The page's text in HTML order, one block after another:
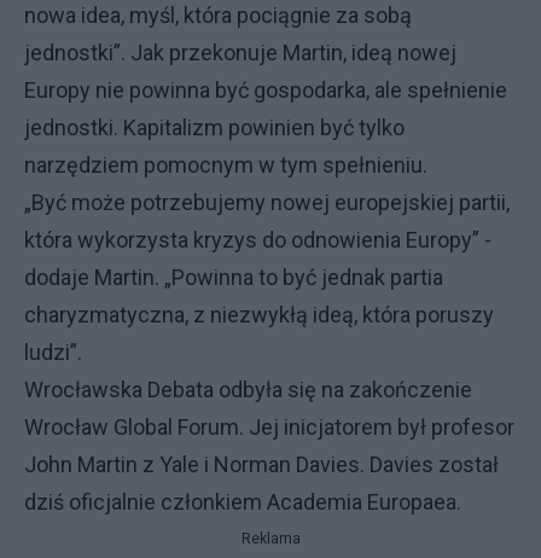
nowa idea, myśl, która pociągnie za sobą
jednostki”. Jak przekonuje Martin, ideą nowej
Europy nie powinna być gospodarka, ale spełnienie
jednostki. Kapitalizm powinien być tylko
narzędziem pomocnym w tym spełnieniu.
„Być może potrzebujemy nowej europejskiej partii,
która wykorzysta kryzys do odnowienia Europy” -
dodaje Martin. „Powinna to być jednak partia
charyzmatyczna, z niezwykłą ideą, która poruszy
ludzi”.
Wrocławska Debata odbyła się na zakończenie
Wrocław Global Forum. Jej inicjatorem był profesor
John Martin z Yale i Norman Davies. Davies został
dziś oficjalnie członkiem Academia Europaea.
Reklama